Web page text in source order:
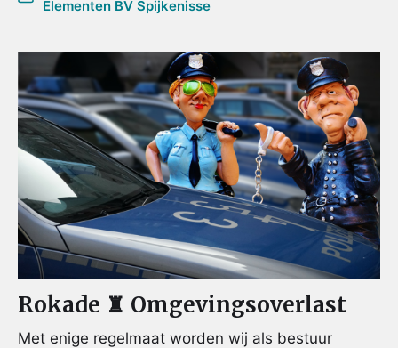
Elementen BV Spijkenisse
Rokade ♜ Omgevingsoverlast
Met enige regelmaat worden wij als bestuur